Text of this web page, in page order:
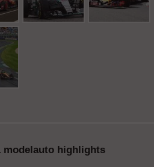
modelauto highlights